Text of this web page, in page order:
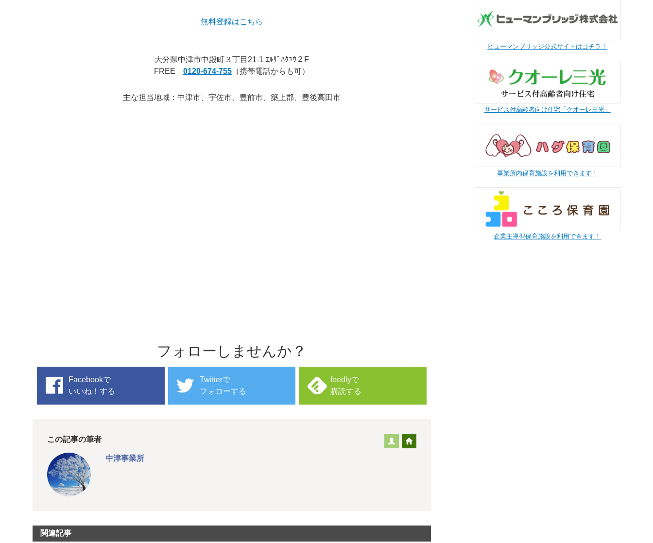
無料登録はこちら
大分県中津市中殿町３丁目21-1 ｴﾙｻﾞﾊｸﾕｳ２F
FREE 0120-674-755 （携帯電話からも可）
主な担当地域：中津市、宇佐市、豊前市、築上郡、豊後高田市
フォローしませんか？
Facebookで
いいね！する
Twitterで
フォローする
feedlyで
購読する
この記事の筆者
中津事業所
関連記事
ヒューマンブリッジ公式サイトはコチラ！
サービス付高齢者向け住宅「クオーレ三光」
事業所内保育施設を利用できます！
企業主導型保育施設を利用できます！